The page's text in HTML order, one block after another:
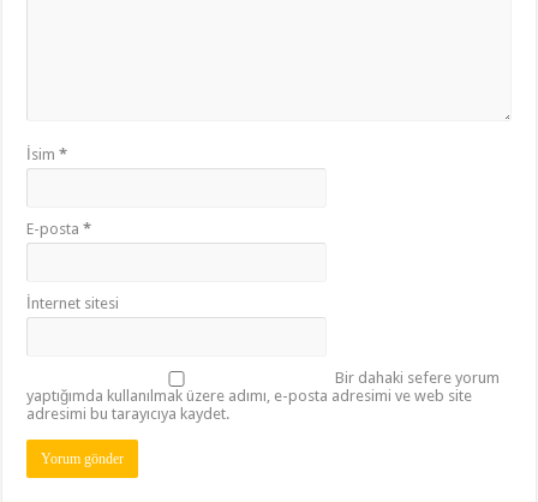
İsim*
E-posta*
İnternet sitesi
Bir dahaki sefere yorum
yaptığımda kullanılmak üzere adımı, e-posta adresimi ve web site
adresimi bu tarayıcıya kaydet.